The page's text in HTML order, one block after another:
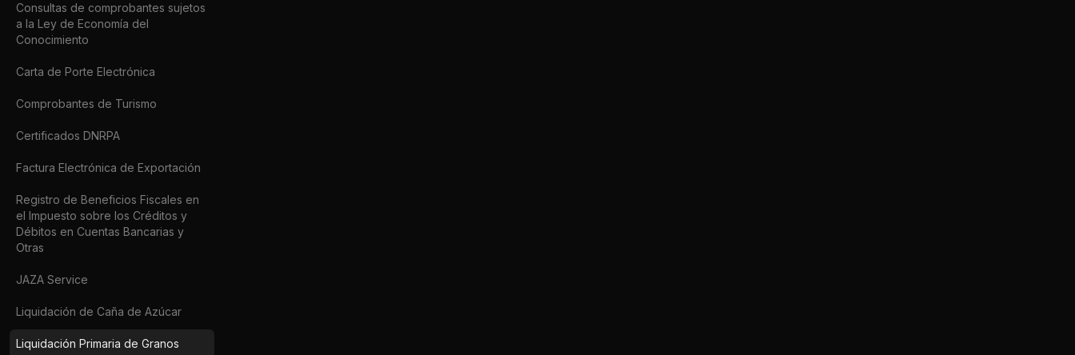
Consultas de comprobantes sujetos
a la Ley de Economía del
Conocimiento
Carta de Porte Electrónica
Comprobantes de Turismo
Certificados DNRPA
Factura Electrónica de Exportación
Registro de Beneficios Fiscales en
el Impuesto sobre los Créditos y
Débitos en Cuentas Bancarias y
Otras
JAZA Service
Liquidación de Caña de Azúcar
Liquidación Primaria de Granos